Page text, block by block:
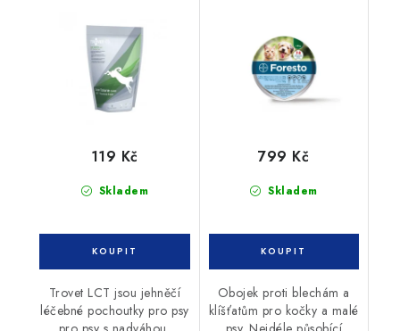
Skladem
119 Kč
Trovet LCT jsou jehněčí
léčebné pochoutky pro psy
Skladem
799 Kč
Obojek proti blechám a
klíšťatům pro kočky a malé